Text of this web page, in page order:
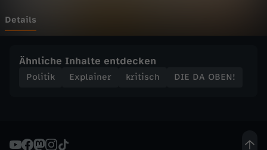
i
P
l
Details
Ähnliche Inhalte entdecken
Politik Explainer kritisch DIE DA OBEN!